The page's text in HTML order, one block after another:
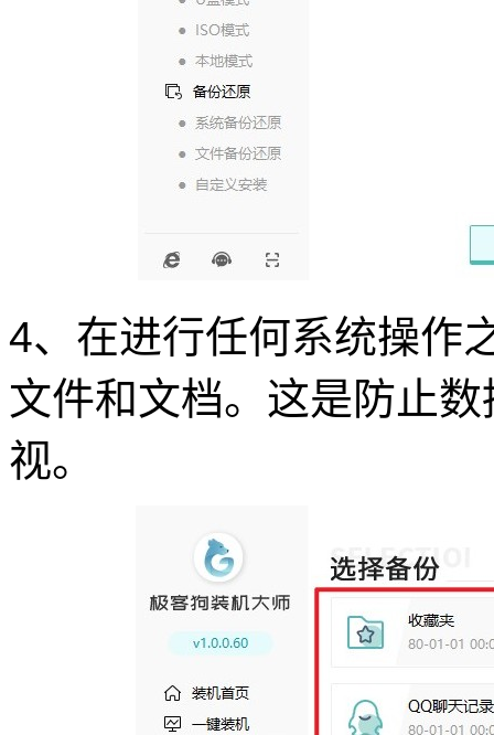
4、在进行任何系统操作
文件和文档。这是防止
视。